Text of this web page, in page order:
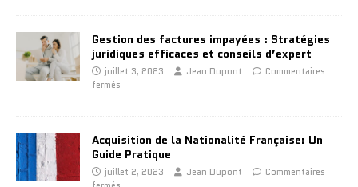
Gestion des factures impayées : Stratégies
juridiques efficaces et conseils d’expert
juillet 3, 2023 Jean Dupont
Commentaires
fermés
Acquisition de la Nationalité Française: Un
Guide Pratique
juillet 2, 2023 Jean Dupont
Commentaires